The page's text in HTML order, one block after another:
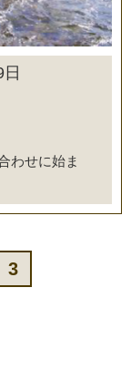
わせに始ま
3